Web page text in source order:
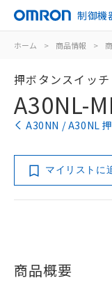
制御機
ホーム > 商品情報 >
押ボタンスイッチ
A30NL-
A30NN / A30NL
マイリストに
商品概要